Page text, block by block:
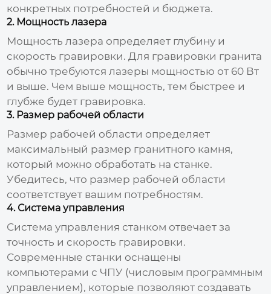
конкретных потребностей и бюджета.
2. Мощность лазера
Мощность лазера определяет глубину и
скорость гравировки. Для гравировки гранита
обычно требуются лазеры мощностью от 60 Вт
и выше. Чем выше мощность, тем быстрее и
глубже будет гравировка.
3. Размер рабочей области
Размер рабочей области определяет
максимальный размер гранитного камня,
который можно обработать на станке.
Убедитесь, что размер рабочей области
соответствует вашим потребностям.
4. Система управления
Система управления станком отвечает за
точность и скорость гравировки.
Современные станки оснащены
компьютерами с ЧПУ (числовым программным
управлением), которые позволяют создавать